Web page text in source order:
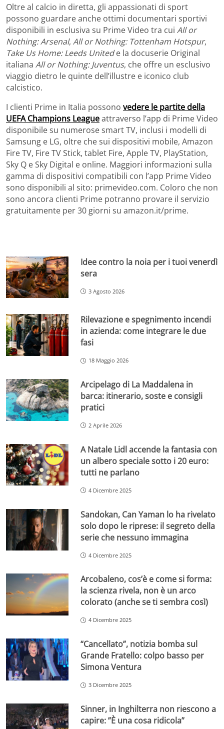
Oltre al calcio in diretta, gli appassionati di sport
possono guardare anche ottimi documentari sportivi
disponibili in esclusiva su Prime Video tra cui All or
Nothing: Arsenal, All or Nothing: Tottenham Hotspur,
Take Us Home: Leeds Unitede la docuserie Original
italiana All or Nothing: Juventus, che offre un esclusivo
viaggio dietro le quinte dell’illustre e iconico club
calcistico.
I clienti Prime in Italia possono vedere le partite della
UEFA Champions Leagueattraverso l’app di Prime Video
disponibile su numerose smart TV, inclusi i modelli di
Samsung e LG, oltre che sui dispositivi mobile, Amazon
Fire TV, Fire TV Stick, tablet Fire, Apple TV, PlayStation,
Sky Q e Sky Digital e online. Maggiori informazioni sulla
gamma di dispositivi compatibili con l’app Prime Video
sono disponibili al sito: primevideo.com. Coloro che non
sono ancora clienti Prime potranno provare il servizio
gratuitamente per 30 giorni su amazon.it/prime.
Idee contro la noia per i tuoi venerdì
sera
3 Agosto 2026
Rilevazione e spegnimento incendi
in azienda: come integrare le due
fasi
18 Maggio 2026
Arcipelago di La Maddalena in
barca: itinerario, soste e consigli
pratici
2 Aprile 2026
A Natale Lidl accende la fantasia con
un albero speciale sotto i 20 euro:
tutti ne parlano
4 Dicembre 2025
Sandokan, Can Yaman lo ha rivelato
solo dopo le riprese: il segreto della
serie che nessuno immagina
4 Dicembre 2025
Arcobaleno, cos’è e come si forma:
la scienza rivela, non è un arco
colorato (anche se ti sembra così)
4 Dicembre 2025
“Cancellato”, notizia bomba sul
Grande Fratello: colpo basso per
Simona Ventura
3 Dicembre 2025
Sinner, in Inghilterra non riescono a
capire: ”È una cosa ridicola”